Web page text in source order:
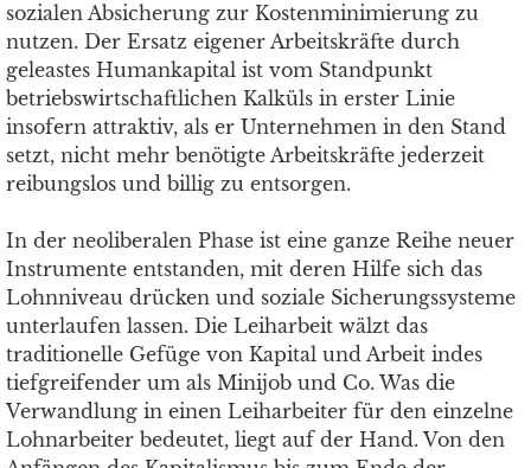
sozialen Absicherung zur Kostenminimierung zu
nutzen. Der Ersatz eigener Arbeitskräfte durch
geleastes Humankapital ist vom Standpunkt
betriebswirtschaftlichen Kalküls in erster Linie
insofern attraktiv, als er Unternehmen in den Stand
setzt, nicht mehr benötigte Arbeitskräfte jederzeit
reibungslos und billig zu entsorgen.
In der neoliberalen Phase ist eine ganze Reihe neuer
Instrumente entstanden, mit deren Hilfe sich das
Lohnniveau drücken und soziale Sicherungssysteme
unterlaufen lassen. Die Leiharbeit wälzt das
traditionelle Gefüge von Kapital und Arbeit indes
tiefgreifender um als Minijob und Co. Was die
Verwandlung in einen Leiharbeiter für den einzelne
Lohnarbeiter bedeutet, liegt auf der Hand. Von den